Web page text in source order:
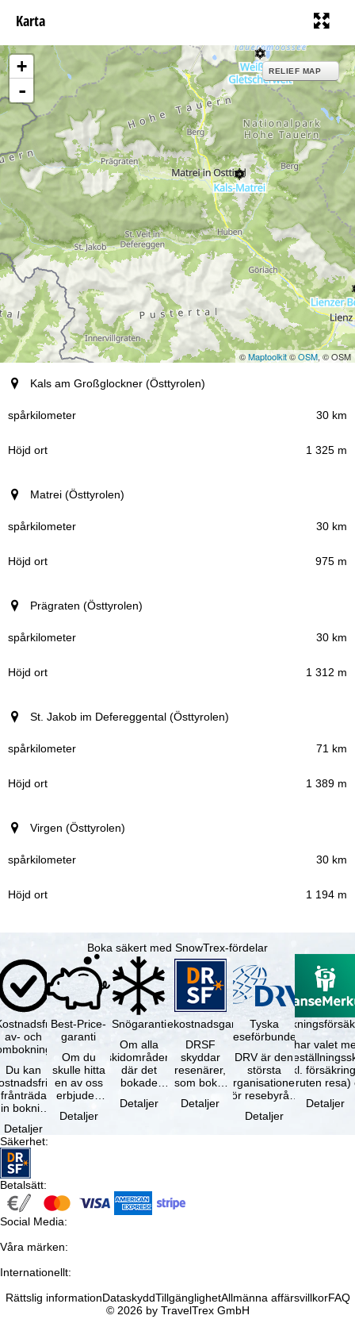
Karta
+
-
RELIEF MAP
©Maptoolkit©OSM, © OSM
Ort (region)
spårkilometer
Kals am Großglockner (Östtyrolen)
30 km
1 325 m
Matrei (Östtyrolen)
30 km
975 m
Prägraten (Östtyrolen)
30 km
1 312 m
St. Jakob im Defereggental (Östtyrolen)
71 km
1 389 m
Virgen (Östtyrolen)
30 km
1 194 m
Boka säkert med SnowTrex-fördelar
av- och
Du kan
frånträda
bokning
efter
…
Detaljer
Best-Price-
garanti
Om du
skulle hitta
en av oss
erbjuden
samma
Detaljer
Snögaranti
Om alla
skidområden
där det
bokade
gäller –
Detaljer
Resekostnadsgaranti
DRSF
skyddar
resenärer,
som bokat
paketresa
Detaljer
Tyska
reseförbundet
DRV är den
största
organisationen
för resebyråer
researrangörer
Detaljer
Du har valet
(inkl.
avbruten resa)
Detaljer
Säkerhet:
Betalsätt:
Social Media:
Våra märken:
Internationellt:
Rättslig informationDataskyddTillgänglighetAllmänna affärsvillkorFAQ
© 2026 by TravelTrex GmbH